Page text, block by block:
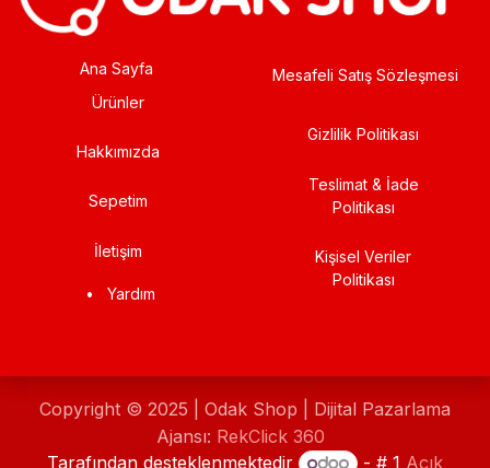
Ana Sayfa
Ürünler
Hakkımızda
Sepetim
İletişim
• Yardım
Mesafeli Satış Sözleşmesi
Gizlilik Politikası
Teslimat & İade
Politikası
Kişisel Veriler
Politikası
Copyright © 2025 | Odak Shop | Dijital Pazarlama
Ajansı: RekClick 360
Tarafından desteklenmektedir
- # 1 Açık